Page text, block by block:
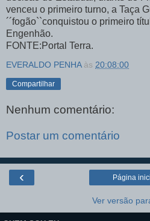
venceu o primeiro turno, a Taça
´´fogão``conquistou o primeiro
Engenhão.
FONTE:Portal Terra.
EVERALDO PENHA às 20:08:00
Compartilhar
Nenhum comentário:
Postar um comentário
‹ Página
Ver versão